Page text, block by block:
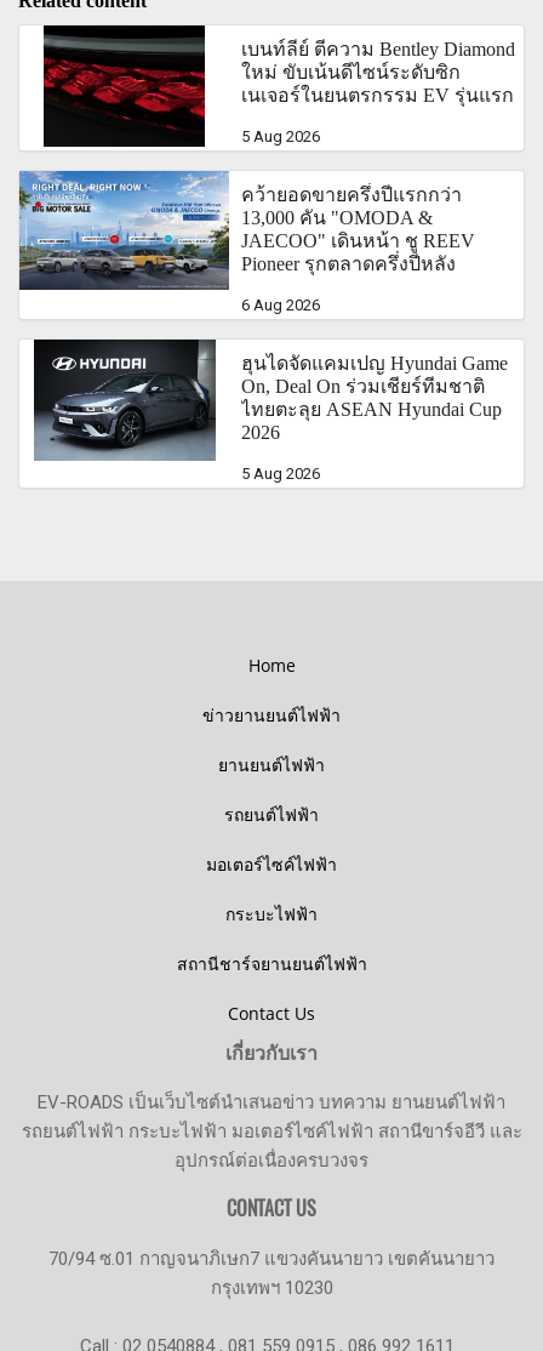
เบนท์ลีย์ ตีความ Bentley Diamond
ใหม่ ขับเน้นดีไซน์ระดับซิก
เนเจอร์ในยนตรกรรม EV รุ่นแรก
5 Aug 2026
คว้ายอดขายครึ่งปีแรกกว่า
13,000 คัน "OMODA &
JAECOO" เดินหน้า ชู REEV
Pioneer รุกตลาดครึ่งปีหลัง
6 Aug 2026
ฮุนไดจัดแคมเปญ Hyundai Game
On, Deal On ร่วมเชียร์ทีมชาติ
ไทยตะลุย ASEAN Hyundai Cup
2026
5 Aug 2026
Home
ข่าวยานยนต์ไฟฟ้า
ยานยนต์ไฟฟ้า
รถยนต์ไฟฟ้า
มอเตอร์ไซค์ไฟฟ้า
กระบะไฟฟ้า
สถานีชาร์จยานยนต์ไฟฟ้า
Contact Us
เกี่ยวกับเรา
EV-ROADS เป็นเว็บไซต์นำเสนอข่าว บทความ ยานยนต์ไฟฟ้า
รถยนต์ไฟฟ้า กระบะไฟฟ้า มอเตอร์ไซค์ไฟฟ้า สถานีขาร์จอีวี และ
อุปกรณ์ต่อเนื่องครบวงจร
CONTACT US
70/94 ซ.01 กาญจนาภิเษก7 แขวงคันนายาว เขตคันนายาว
กรุงเทพฯ 10230
Call : 02 0540884 , 081 559 0915 , 086 992 1611